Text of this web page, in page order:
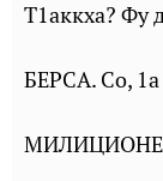
Т1аккха? Фу
БЕРСА. Со, 1а